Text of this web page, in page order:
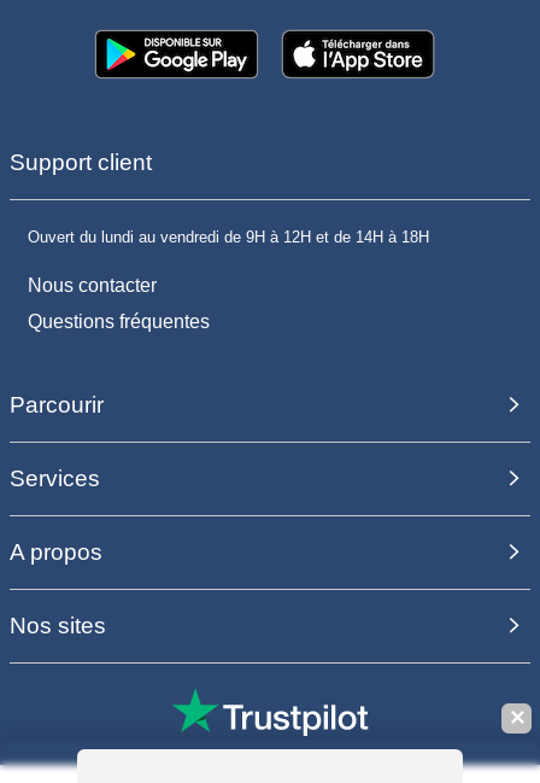
Support client
Ouvert du lundi au vendredi de 9H à 12H et de 14H à 18H
Nous contacter
Questions fréquentes
Parcourir
Services
A propos
Nos sites
✕